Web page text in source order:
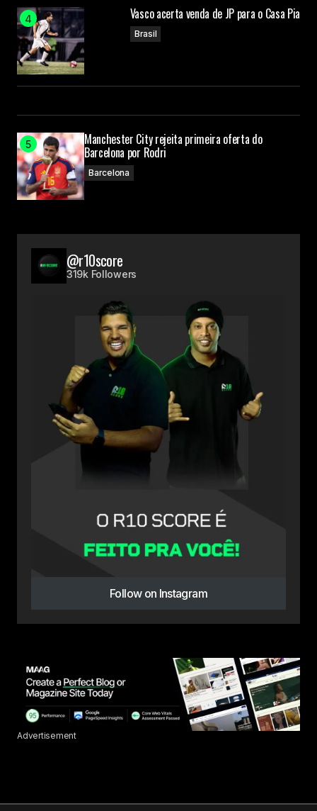
Vasco acerta venda de JP para o Casa Pia
Brasil
Manchester City rejeita primeira oferta do
Barcelona por Rodri
Barcelona
@r10score
319k Followers
Follow on Instagram
Advertisement